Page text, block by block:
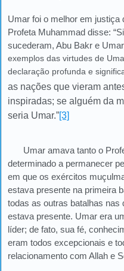
Umar foi o melhor em justiça
Profeta Muhammad disse:
sucederam, Abu Bakr e
exemplos das virtudes de
declaração profunda e
as nações que vieram
inspiradas; se alguém da
seria Umar.”[3]
Umar amava tanto o
determinado a permanecer
em que os exércitos
estava presente na primeira
todas as outras batalhas nas
estava presente. Umar era
líder; de fato, sua fé,
eram todos excepcionais e
relacionamento com Allah e